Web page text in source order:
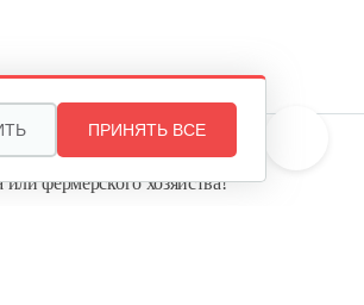
идеальный вариант
фермерского хозяйства!
ПРИНЯТЬ ВСЕ